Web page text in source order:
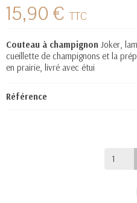
15,90 € TTC
Couteau à champignon Joker,
cueillette de champignons et la
en prairie, livré avec étui
Référence